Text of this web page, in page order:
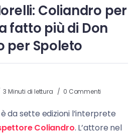
Coliandro per
fatto più di Don
per Spoleto
3 Minuti di lettura 0 Commenti
è da sette edizioni l’interprete
Coliandro. L’attore nel